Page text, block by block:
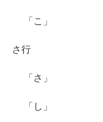
「こ」
さ行
「さ」
「し」